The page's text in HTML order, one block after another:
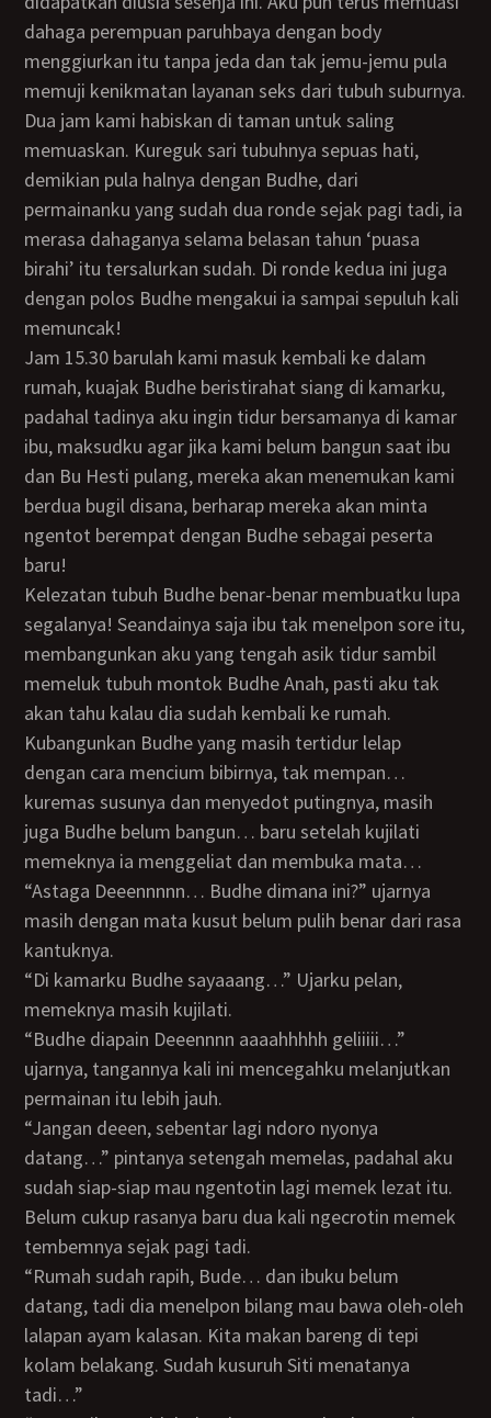
dahaga perempuan paruhbaya dengan body
menggiurkan itu tanpa jeda dan tak jemu-jemu pula
memuji kenikmatan layanan seks dari tubuh suburnya.
Dua jam kami habiskan di taman untuk saling
memuaskan. Kureguk sari tubuhnya sepuas hati,
demikian pula halnya dengan Budhe, dari
permainanku yang sudah dua ronde sejak pagi tadi, ia
merasa dahaganya selama belasan tahun ‘puasa
birahi’ itu tersalurkan sudah. Di ronde kedua ini juga
dengan polos Budhe mengakui ia sampai sepuluh kali
memuncak!
Jam 15.30 barulah kami masuk kembali ke dalam
rumah, kuajak Budhe beristirahat siang di kamarku,
padahal tadinya aku ingin tidur bersamanya di kamar
ibu, maksudku agar jika kami belum bangun saat ibu
dan Bu Hesti pulang, mereka akan menemukan kami
berdua bugil disana, berharap mereka akan minta
ngentot berempat dengan Budhe sebagai peserta
baru!
Kelezatan tubuh Budhe benar-benar membuatku lupa
segalanya! Seandainya saja ibu tak menelpon sore itu,
membangunkan aku yang tengah asik tidur sambil
memeluk tubuh montok Budhe Anah, pasti aku tak
akan tahu kalau dia sudah kembali ke rumah.
Kubangunkan Budhe yang masih tertidur lelap
dengan cara mencium bibirnya, tak mempan…
kuremas susunya dan menyedot putingnya, masih
juga Budhe belum bangun… baru setelah kujilati
memeknya ia menggeliat dan membuka mata…
“Astaga Deeennnnn… Budhe dimana ini?” ujarnya
masih dengan mata kusut belum pulih benar dari rasa
kantuknya.
“Di kamarku Budhe sayaaang…” Ujarku pelan,
memeknya masih kujilati.
“Budhe diapain Deeennnn aaaahhhhh geliiiii…”
ujarnya, tangannya kali ini mencegahku melanjutkan
permainan itu lebih jauh.
“Jangan deeen, sebentar lagi ndoro nyonya
datang…” pintanya setengah memelas, padahal aku
sudah siap-siap mau ngentotin lagi memek lezat itu.
Belum cukup rasanya baru dua kali ngecrotin memek
tembemnya sejak pagi tadi.
“Rumah sudah rapih, Bude… dan ibuku belum
datang, tadi dia menelpon bilang mau bawa oleh-oleh
lalapan ayam kalasan. Kita makan bareng di tepi
kolam belakang. Sudah kusuruh Siti menatanya
tadi…”